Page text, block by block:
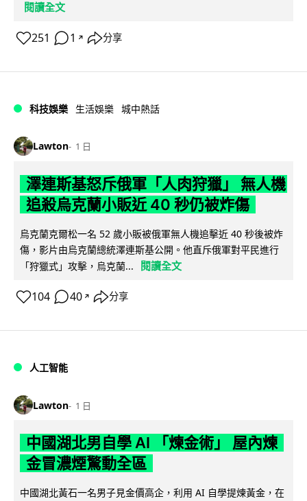
閱讀全文
251 1 ↗ 分享
科技娛樂 生活娛樂 城中熱話
Lawton 1 日
澤連斯基怒斥俄軍「人肉狩獵」 無人機
追殺烏克蘭小販近 40 秒仍被炸傷
烏克蘭克爾松一名 52 歲小販被俄軍無人機追擊近 40 秒後被炸
傷，影片由烏克蘭總統澤連斯基公開。他直斥俄軍對平民進行
「狩獵式」攻擊，烏克蘭...
閱讀全文
104 40 ↗ 分享
人工智能
Lawton 1 日
中國湖北男自學 AI 「煉金術」 屋內煉
金冒濃煙驚動全區
中國湖北黃石一名男子見金價高企，利用 AI 自學提煉黃金，在